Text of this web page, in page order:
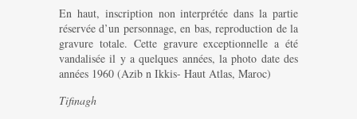
En haut, inscription non interprétée dans la partie
réservée d’un personnage, en bas, reproduction de la
gravure totale. Cette gravure exceptionnelle a été
vandalisée il y a quelques années, la photo date des
années 1960 (Azib n Ikkis- Haut Atlas, Maroc)
Tifinagh